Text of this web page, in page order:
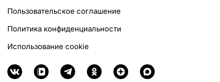
Пользовательское соглашение
Политика конфиденциальности
Использование cookie